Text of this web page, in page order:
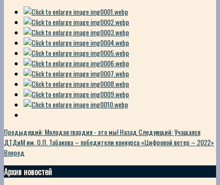
Предыдущий: Молодая гвардия - это мы!Назад Следующий: Учащаяся
ДТДиМ им. О.П. Табакова – победители конкурса «Цифровой ветер – 2022»
Вперед
Архив новостей